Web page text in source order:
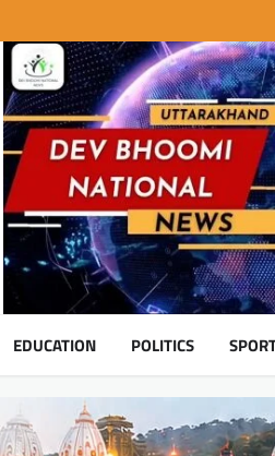
EDUCATION POLITICS